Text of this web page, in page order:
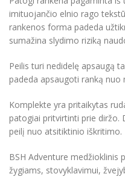
imituojančio elnio rago
rankenos forma padeda
sumažina slydimo riziką
Peilis turi nedidelę apsaugą
padeda apsaugoti ranką nuo
Komplekte yra pritaikytas
patogiai pritvirtinti prie diržo.
peilį nuo atsitiktinio iškritimo.
BSH Adventure medžioklinis
žygiams, stovyklavimui,